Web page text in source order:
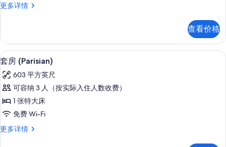
所
照
片
更多详情
华
更
多
信
查看价格
显
示
套
房
(Parisian)
的
所
套房 (Parisian) | 高档床上用品、记忆
5
套房 (Parisian)
603 平方英尺
可容纳 3 人（按实际入住人数收费）
1 张特大床
免费 Wi-Fi
更多详情
套